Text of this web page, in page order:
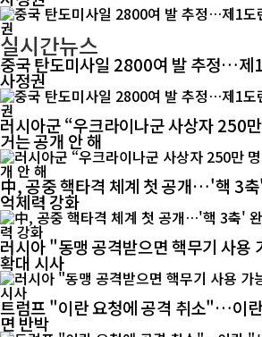
실시간뉴스
중국 탄도미사일 2800여 발 추정…제
사정권
러시아군 “우크라이나군 사상자 250
거는 공개 안 해
中, 공중 핵타격 체계 첫 공개…'핵 3
억제력 강화
러시아 "동맹 공격받으면 핵무기 사
확대 시사
트럼프 "이란 요청에 공격 취소"…이
면 반박